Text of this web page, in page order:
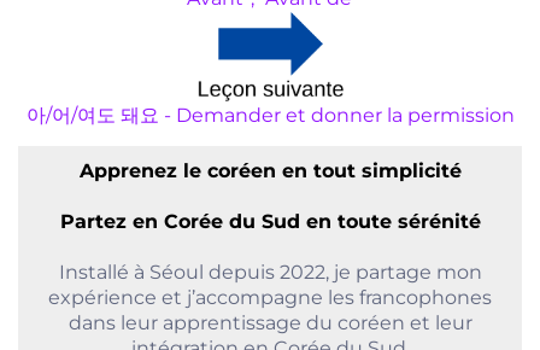
아/어/여도 돼요 - Demander et donner la permission
Apprenez le coréen en tout simplicité
Partez en Corée du Sud en toute sérénité
Installé à Séoul depuis 2022, je partage mon
expérience et j’accompagne les francophones
dans leur apprentissage du coréen et leur